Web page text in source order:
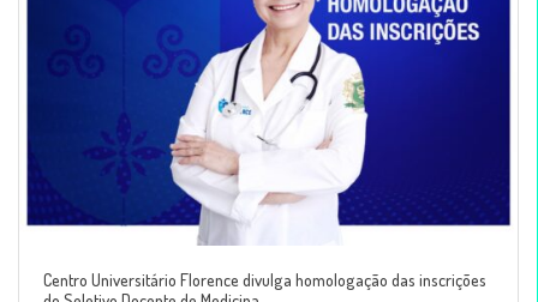
Centro Universitário Florence divulga homologação das inscrições